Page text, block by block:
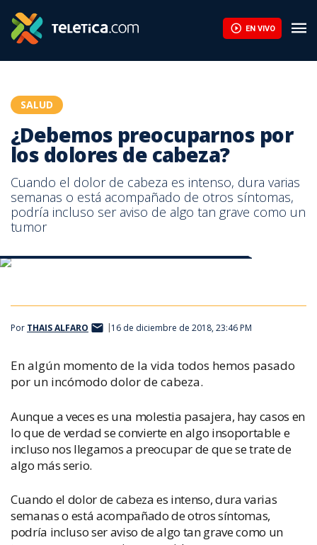
EN VIVO
SALUD
¿Debemos preocuparnos por
los dolores de cabeza?
Cuando el dolor de cabeza es intenso, dura varias
semanas o está acompañado de otros síntomas,
podría incluso ser aviso de algo tan grave como un
tumor
Por THAIS ALFARO 16 de diciembre de 2018, 23:46 PM
En algún momento de la vida todos hemos pasado
por un incómodo dolor de cabeza.
Aunque a veces es una molestia pasajera, hay casos en
lo que de verdad se convierte en algo insoportable e
incluso nos llegamos a preocupar de que se trate de
algo más serio.
Cuando el dolor de cabeza es intenso, dura varias
semanas o está acompañado de otros síntomas,
podría incluso ser aviso de algo tan grave como un